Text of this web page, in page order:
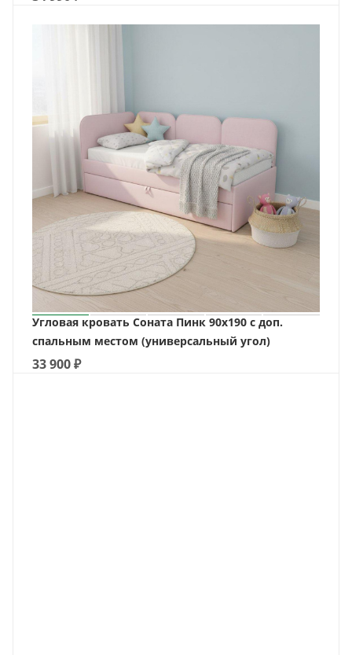
Угловая кровать Соната Пинк 90х190 с доп.
спальным местом (универсальный угол)
33 900₽